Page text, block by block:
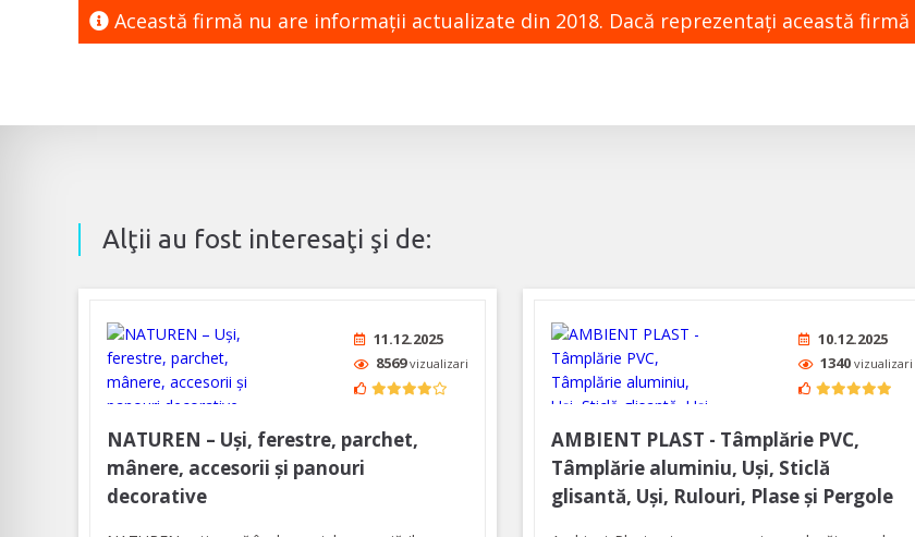
Această firmă nu are informaţii actualizate din 2018. Dacă reprezentaţi această firmă
Alţii au fost interesaţi şi de:
11.12.2025
8569vizualizari
NATUREN – Uși, ferestre, parchet,
mânere, accesorii și panouri
decorative
10.12.2025
1340 vizualizari
AMBIENT PLAST - Tâmplărie PVC,
Tâmplărie aluminiu, Uși, Sticlă
glisantă, Uși, Rulouri, Plase și Pergole